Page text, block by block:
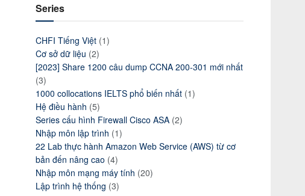
Series
CHFI Tiếng Việt (1)
Cơ sở dữ liệu (2)
[2023] Share 1200 câu dump CCNA 200-301 mới nhất
(3)
1000 collocations IELTS phổ biến nhất (1)
Hệ điều hành (5)
Series cấu hình Firewall Cisco ASA (2)
Nhập môn lập trình (1)
22 Lab thực hành Amazon Web Service (AWS) từ cơ
bản đến nâng cao (4)
Nhập môn mạng máy tính (20)
Lập trình hệ thống (3)